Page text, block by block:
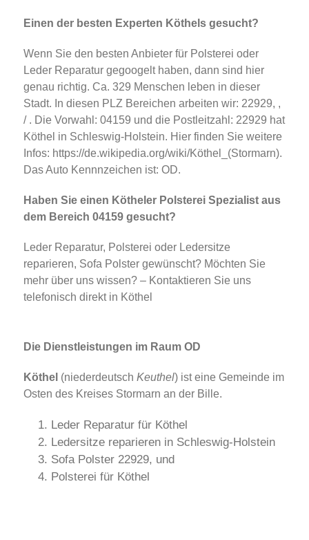
Einen der besten Experten Köthels gesucht?
Wenn Sie den besten Anbieter für Polsterei oder
Leder Reparatur gegoogelt haben, dann sind hier
genau richtig. Ca. 329 Menschen leben in dieser
Stadt. In diesen PLZ Bereichen arbeiten wir: 22929, ,
/ . Die Vorwahl: 04159 und die Postleitzahl: 22929 hat
Köthel in Schleswig-Holstein. Hier finden Sie weitere
Infos: https://de.wikipedia.org/wiki/Köthel_(Stormarn).
Das Auto Kennnzeichen ist: OD.
Haben Sie einen Kötheler Polsterei Spezialist aus
dem Bereich 04159 gesucht?
Leder Reparatur, Polsterei oder Ledersitze
reparieren, Sofa Polster gewünscht? Möchten Sie
mehr über uns wissen? – Kontaktieren Sie uns
telefonisch direkt in Köthel
Die Dienstleistungen im Raum OD
Köthel (niederdeutsch Keuthel) ist eine Gemeinde im
Osten des Kreises Stormarn an der Bille.
Leder Reparatur für Köthel
Ledersitze reparieren in Schleswig-Holstein
Sofa Polster 22929, und
Polsterei für Köthel